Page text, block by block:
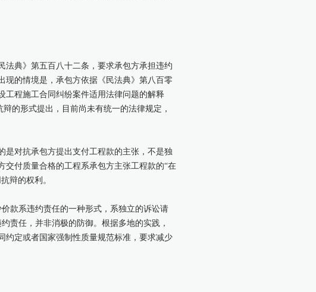
法典》第五百八十二条，要求承包方承担违约
现的情境是，承包方依据《民法典》第八百零
工程施工合同纠纷案件适用法律问题的解释
的形式提出，目前尚未有统一的法律规定，
是对抗承包方提出支付工程款的主张，不是独
付质量合格的工程系承包方主张工程款的“在
辩的权利。
款系违约责任的一种形式，系独立的诉讼请
责任，并非消极的防御。根据多地的实践，
约定或者国家强制性质量规范标准，要求减少